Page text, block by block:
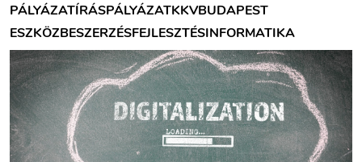
PÁLYÁZATÍRÁSPÁLYÁZATKKVBUDAPEST
ESZKÖZBESZERZÉSFEJLESZTÉSINFORMATIKA